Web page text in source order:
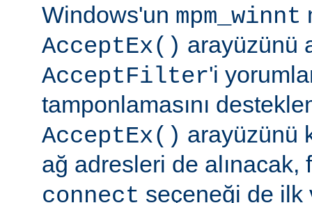
Windows'un mpm_winnt
AcceptEx() arayüzünü
AcceptFilter'i
tamponlamasını
AcceptEx() arayüzünü
ağ adresleri de alınacak,
connect seçeneği de ilk